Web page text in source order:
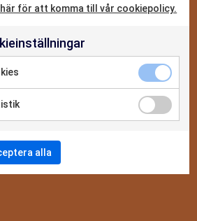
OSS
integritetspolicyn
här för att komma till vår cookiepolicy.
alla